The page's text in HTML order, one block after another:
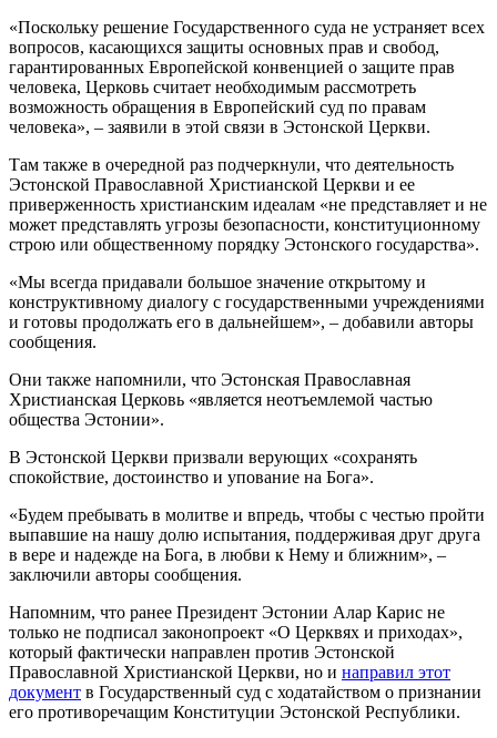
«Поскольку решение Государственного суда не устраняет всех
вопросов, касающихся защиты основных прав и свобод,
гарантированных Европейской конвенцией о защите прав
человека, Церковь считает необходимым рассмотреть
возможность обращения в Европейский суд по правам
человека», – заявили в этой связи в Эстонской Церкви.
Там также в очередной раз подчеркнули, что деятельность
Эстонской Православной Христианской Церкви и ее
приверженность христианским идеалам «не представляет и не
может представлять угрозы безопасности, конституционному
строю или общественному порядку Эстонского государства».
«Мы всегда придавали большое значение открытому и
конструктивному диалогу с государственными учреждениями
и готовы продолжать его в дальнейшем», – добавили авторы
сообщения.
Они также напомнили, что Эстонская Православная
Христианская Церковь «является неотъемлемой частью
общества Эстонии».
В Эстонской Церкви призвали верующих «сохранять
спокойствие, достоинство и упование на Бога».
«Будем пребывать в молитве и впредь, чтобы с честью пройти
выпавшие на нашу долю испытания, поддерживая друг друга
в вере и надежде на Бога, в любви к Нему и ближним», –
заключили авторы сообщения.
Напомним, что ранее Президент Эстонии Алар Карис не
только не подписал законопроект «О Церквях и приходах»,
который фактически направлен против Эстонской
Православной Христианской Церкви, но и направил этот
документ в Государственный суд с ходатайством о признании
его противоречащим Конституции Эстонской Республики.